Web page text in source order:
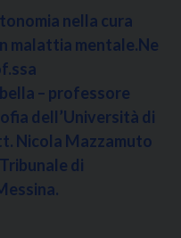
nella cura
malattia mentale.Ne
– professore
dell’Università di
Nicola Mazzamuto
di